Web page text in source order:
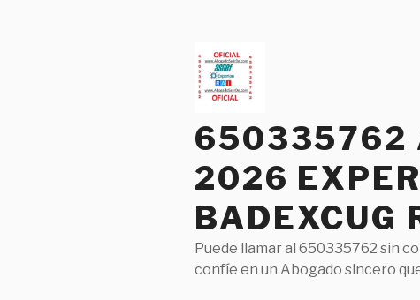
650335762
2026
Puede llamar al 650335762 sin
confíe en un Abogado sincero